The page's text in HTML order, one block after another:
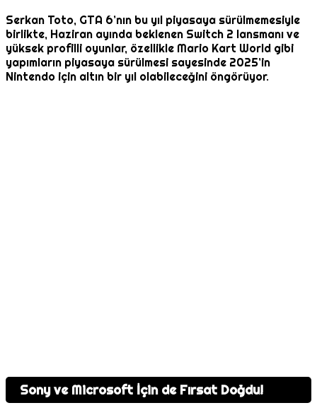
Serkan Toto, GTA 6’nın bu yıl piyasaya sürülmemesiyle
birlikte, Haziran ayında beklenen Switch 2 lansmanı ve
yüksek profilli oyunlar, özellikle Mario Kart World gibi
yapımların piyasaya sürülmesi sayesinde 2025’in
Nintendo için altın bir yıl olabileceğini öngörüyor.
Sony ve Microsoft İçin de Fırsat Doğdu!